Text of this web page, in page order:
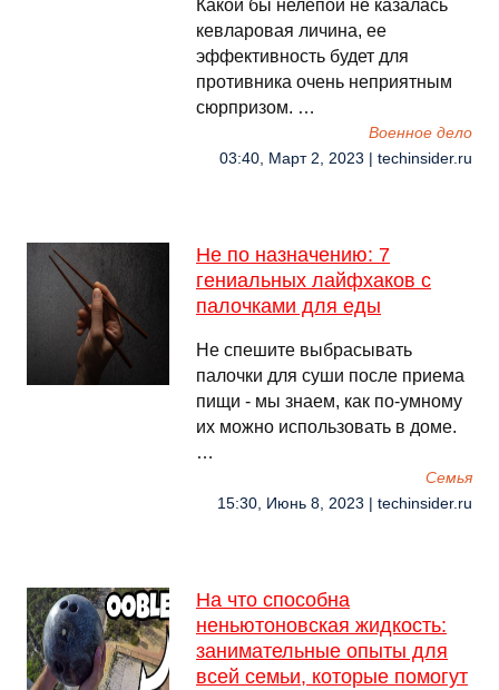
Какой бы нелепой не казалась
кевларовая личина, ее
эффективность будет для
противника очень неприятным
сюрпризом. …
Военное дело
03:40, Март 2, 2023 | techinsider.ru
Не по назначению: 7
гениальных лайфхаков с
палочками для еды
Не спешите выбрасывать
палочки для суши после приема
пищи - мы знаем, как по-умному
их можно использовать в доме.
…
Семья
15:30, Июнь 8, 2023 | techinsider.ru
На что способна
неньютоновская жидкость:
занимательные опыты для
всей семьи, которые помогут